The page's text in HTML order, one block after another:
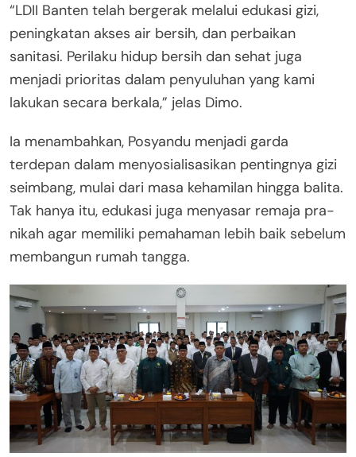
“LDII Banten telah bergerak melalui edukasi gizi,
peningkatan akses air bersih, dan perbaikan
sanitasi. Perilaku hidup bersih dan sehat juga
menjadi prioritas dalam penyuluhan yang kami
lakukan secara berkala,” jelas Dimo.
Ia menambahkan, Posyandu menjadi garda
terdepan dalam menyosialisasikan pentingnya gizi
seimbang, mulai dari masa kehamilan hingga balita.
Tak hanya itu, edukasi juga menyasar remaja pra-
nikah agar memiliki pemahaman lebih baik sebelum
membangun rumah tangga.